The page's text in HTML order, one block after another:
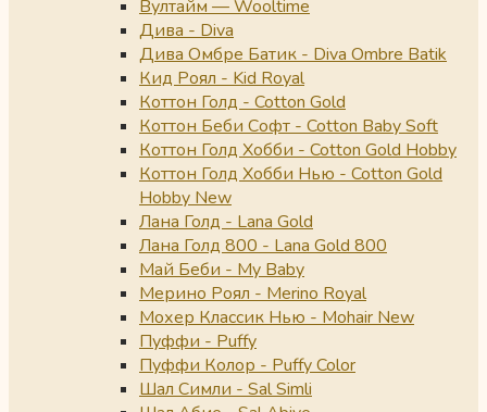
Вултайм — Wooltime
Дива - Diva
Дива Омбре Батик - Diva Ombre Batik
Кид Роял - Kid Royal
Коттон Голд - Cotton Gold
Коттон Беби Софт - Cotton Baby Soft
Коттон Голд Хобби - Cotton Gold Hobby
Коттон Голд Хобби Нью - Cotton Gold
Hobby New
Лана Голд - Lana Gold
Лана Голд 800 - Lana Gold 800
Май Беби - My Baby
Мерино Роял - Merino Royal
Мохер Классик Нью - Mohair New
Пуффи - Puffy
Пуффи Колор - Puffy Color
Шал Симли - Sal Simli